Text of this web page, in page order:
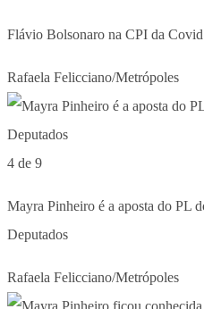
Flávio Bolsonaro na CPI da Covid
Rafaela Felicciano/Metrópoles
4 de 9
Mayra Pinheiro é a aposta do PL
Deputados
Rafaela Felicciano/Metrópoles